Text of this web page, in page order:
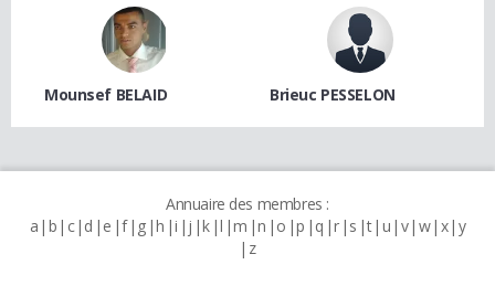
Mounsef BELAID Brieuc PESSELON
Annuaire des membres :
a b c d e f g h i j k l m n o p q r s t u v w x y
z